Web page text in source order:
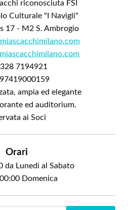
riconosciuta FSI
Culturale "I Navigli"
17 - M2 S. Ambrogio
7194921
ampia ed elegante
ed auditorium.
ai Soci
Orari
da Lunedì al Sabato
Domenica